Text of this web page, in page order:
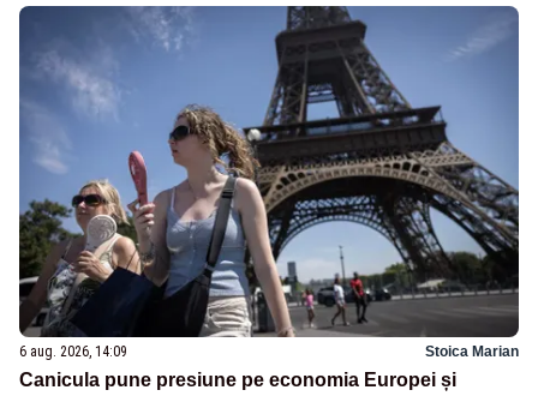
6 aug. 2026, 14:09 Stoica Marian
Canicula pune presiune pe economia Europei și